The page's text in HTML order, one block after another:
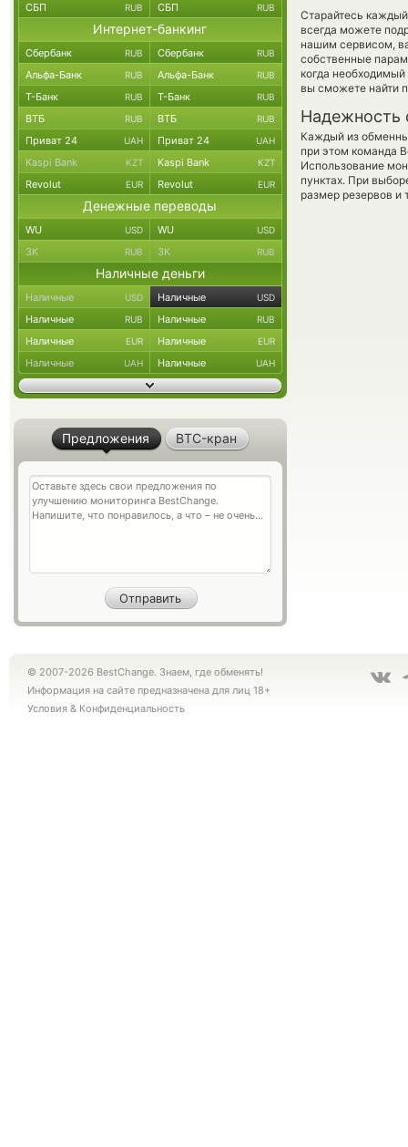
Старайтесь
всегда можете
нашим сервисом,
собственные
когда
вы сможете найти
Надежность
Каждый из
при этом команда
Использование
пунктах. При
размер резервов и
СБП RUB СБП RUB
Интернет-банкинг
Сбербанк RUB Сбербанк RUB
Альфа-Банк RUB Альфа-Банк RUB
Т-Банк RUB Т-Банк RUB
ВТБ RUB ВТБ RUB
Приват 24 UAH Приват 24 UAH
Kaspi Bank KZT Kaspi Bank KZT
Revolut EUR Revolut EUR
Денежные переводы
WU USD WU USD
ЗК RUB ЗК RUB
Наличные деньги
Наличные USD Наличные USD
Наличные RUB Наличные RUB
Наличные EUR Наличные EUR
Наличные UAH Наличные UAH
Предложения BTC-кран
© 2007-2026 BestChange. Знаем, где обменять!
Информация на сайте предназначена для лиц 18+
Условия & Конфиденциальность